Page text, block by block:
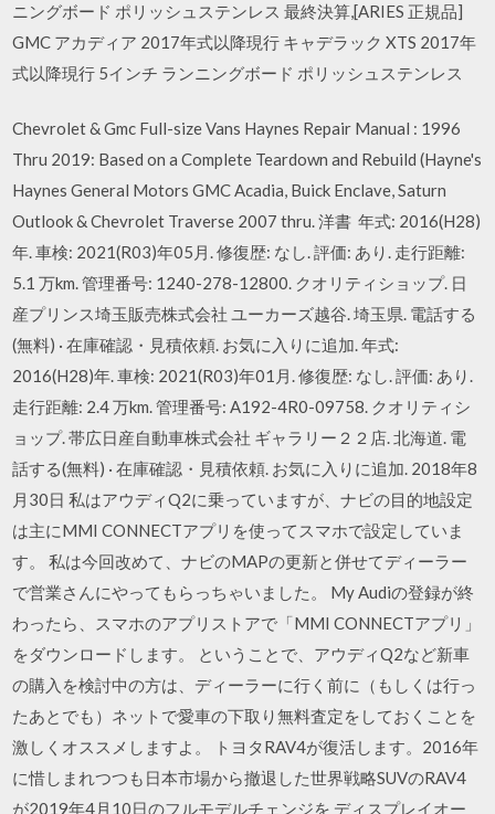
ニングボード ポリッシュステンレス 最終決算,[ARIES 正規品]
GMC アカディア 2017年式以降現行 キャデラック XTS 2017年
式以降現行 5インチ ランニングボード ポリッシュステンレス
Chevrolet & Gmc Full-size Vans Haynes Repair Manual : 1996
Thru 2019: Based on a Complete Teardown and Rebuild (Hayne's
Haynes General Motors GMC Acadia, Buick Enclave, Saturn
Outlook & Chevrolet Traverse 2007 thru. 洋書 年式: 2016(H28)
年. 車検: 2021(R03)年05月. 修復歴: なし. 評価: あり. 走行距離:
5.1 万km. 管理番号: 1240-278-12800. クオリティショップ. 日
産プリンス埼玉販売株式会社 ユーカーズ越谷. 埼玉県. 電話する
(無料) · 在庫確認・見積依頼. お気に入りに追加. 年式:
2016(H28)年. 車検: 2021(R03)年01月. 修復歴: なし. 評価: あり.
走行距離: 2.4 万km. 管理番号: A192-4R0-09758. クオリティシ
ョップ. 帯広日産自動車株式会社 ギャラリー２２店. 北海道. 電
話する(無料) · 在庫確認・見積依頼. お気に入りに追加. 2018年8
月30日 私はアウディQ2に乗っていますが、ナビの目的地設定
は主にMMI CONNECTアプリを使ってスマホで設定していま
す。 私は今回改めて、ナビのMAPの更新と併せてディーラー
で営業さんにやってもらっちゃいました。 My Audiの登録が終
わったら、スマホのアプリストアで「MMI CONNECTアプリ」
をダウンロードします。 ということで、アウディQ2など新車
の購入を検討中の方は、ディーラーに行く前に（もしくは行っ
たあとでも）ネットで愛車の下取り無料査定をしておくことを
激しくオススメしますよ。 トヨタRAV4が復活します。2016年
に惜しまれつつも日本市場から撤退した世界戦略SUVのRAV4
が2019年4月10日のフルモデルチェンジを ディスプレイオー